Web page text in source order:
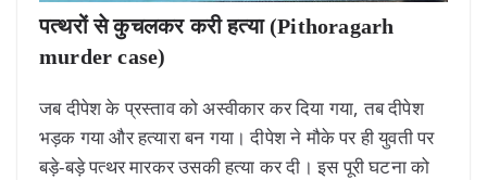
पत्थरों से कुचलकर करी हत्या (Pithoragarh
murder case)
जब दीपेश के प्रस्ताव को अस्वीकार कर दिया गया, तब दीपेश
भड़क गया और हत्यारा बन गया। दीपेश ने मौके पर ही युवती पर
बड़े-बड़े पत्थर मारकर उसकी हत्या कर दी। इस पूरी घटना को